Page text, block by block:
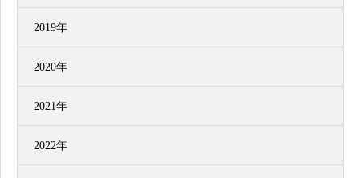
2019年
2020年
2021年
2022年